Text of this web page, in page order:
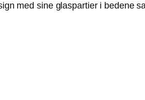
med sine glaspartier i bedene